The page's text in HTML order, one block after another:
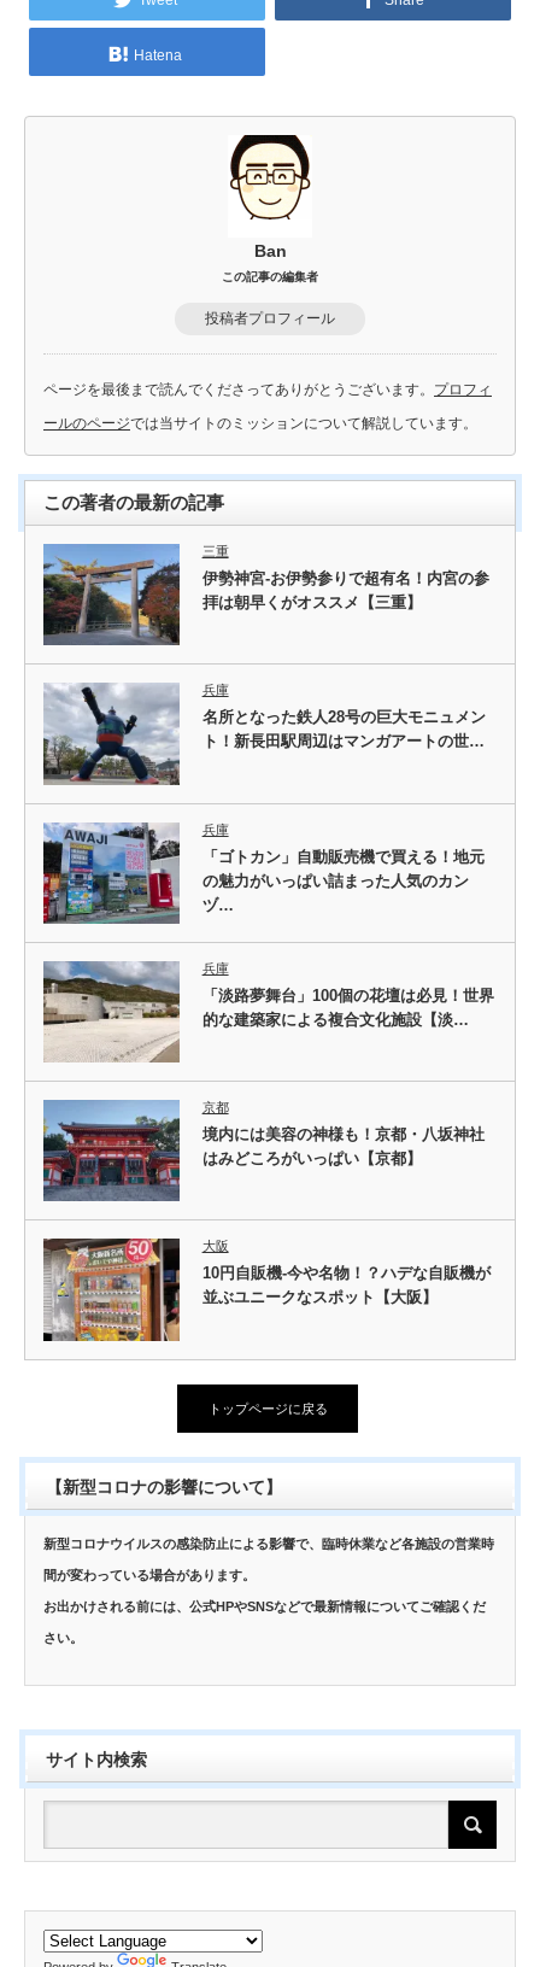
Hatena
Ban
この記事の編集者
投稿者プロフィール
ページを最後まで読んでくださってありがとうございます。 プロフィ
ールのページでは当サイトのミッションについて解説しています。
この著者の最新の記事
三重
伊勢神宮-お伊勢参りで超有名！内宮の参
拝は朝早くがオススメ【三重】
兵庫
名所となった鉄人28号の巨大モニュメン
ト！新長田駅周辺はマンガアートの世…
兵庫
「ゴトカン」自動販売機で買える！地元
の魅力がいっぱい詰まった人気のカン
ヅ…
兵庫
「淡路夢舞台」100個の花壇は必見！世界
的な建築家による複合文化施設【淡…
京都
境内には美容の神様も！京都・八坂神社
はみどころがいっぱい【京都】
大阪
10円自販機-今や名物！？ハデな自販機が
並ぶユニークなスポット【大阪】
トップページに戻る
【新型コロナの影響について】
新型コロナウイルスの感染防止による影響で、臨時休業など各施設の営業時
間が変わっている場合があります。
お出かけされる前には、公式HPやSNSなどで最新情報についてご確認くだ
さい。
サイト内検索